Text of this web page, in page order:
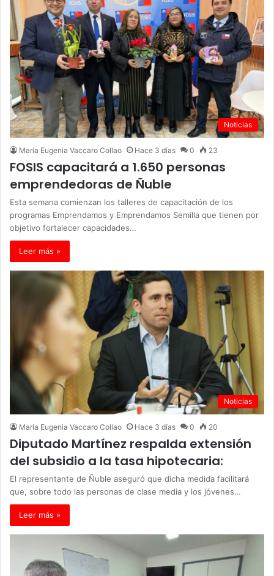
Noticias
María Eugenia Vaccaro Collao Hace 3 días 0 23
FOSIS capacitará a 1.650 personas
emprendedoras de Ñuble
Esta semana comienzan los talleres de capacitación de los
programas Emprendamos y Emprendamos Semilla que tienen por
objetivo fortalecer capacidades…
Leer más »
Noticias
María Eugenia Vaccaro Collao Hace 3 días 0 20
Diputado Martínez respalda extensión
del subsidio a la tasa hipotecaria:
El representante de Ñuble aseguró que dicha medida facilitará
que, sobre todo las personas de clase media y los jóvenes…
Leer más »